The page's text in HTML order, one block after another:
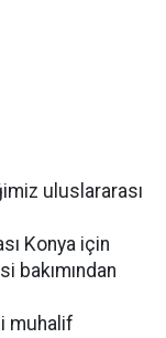
uluslararası
Konya için
bakımından
muhalif